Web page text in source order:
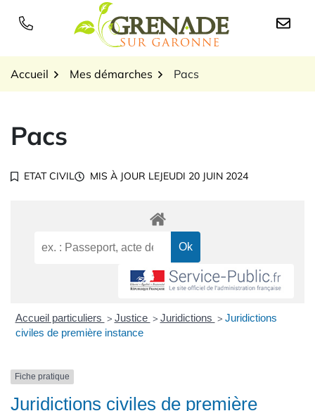
Logo Grenade sur
Accueil Mes démarches Pacs
Pacs
ETAT CIVIL MIS À JOUR LEJEUDI 20 JUIN 2024
Accueil particuliers > Justice > Juridictions > Juridictions
civiles de première instance
Fiche pratique
Juridictions civiles de première